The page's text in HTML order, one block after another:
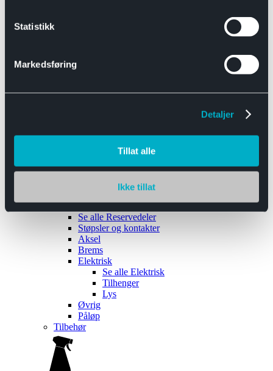
Statistikk
Markedsføring
Detaljer
Tillat alle
Ikke tillat
Båthengere
Reservedeler
Se alle Reservedeler
Støpsler og kontakter
Aksel
Brems
Elektrisk
Se alle Elektrisk
Tilhenger
Lys
Øvrig
Påløp
Tilbehør